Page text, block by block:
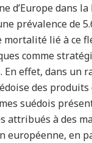
d’Europe dans
prévalence de
mortalité lié à ce
comme
En effet, dans un
des produits
suédois
attribués à des
européenne, en